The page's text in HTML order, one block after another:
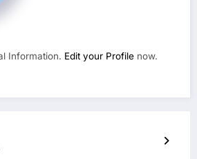
Information. Edit your Profile now.